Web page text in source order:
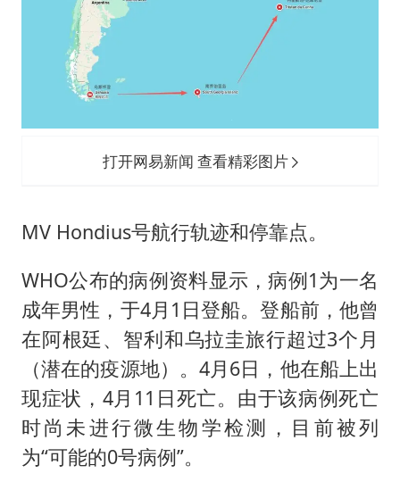
打开网易新闻 查看精彩图片
MV Hondius号航行轨迹和停靠点。
WHO公布的病例资料显示，病例1为一名
成年男性，于4月1日登船。登船前，他曾
在阿根廷、智利和乌拉圭旅行超过3个月
（潜在的疫源地）。4月6日，他在船上出
现症状，4月11日死亡。由于该病例死亡
时尚未进行微生物学检测，目前被列
为“可能的0号病例”。